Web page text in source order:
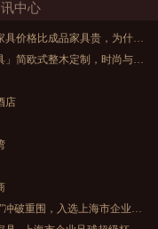
中心
比成品家具贵，为什么还那么受欢迎？
简欧式整木定制，时尚与舒适的诉求!
店
重围，入选上海市企业足球超级杯赛